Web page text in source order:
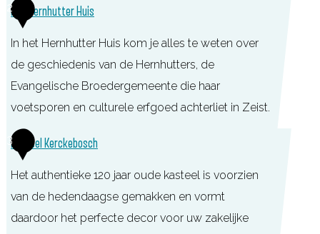
o
t
Z
e
s
t
2Het Hernhutter Huis
In het Hernhutter Huis kom je alles te weten over
de geschiedenis van de Hernhutters, de
Evangelische Broedergemeente die haar
voetsporen en culturele erfgoed achterliet in Zeist.
H
e
t
H
e
3Kasteel Kerckebosch
Het authentieke 120 jaar oude kasteel is voorzien
van de hedendaagse gemakken en vormt
daardoor het perfecte decor voor uw zakelijke